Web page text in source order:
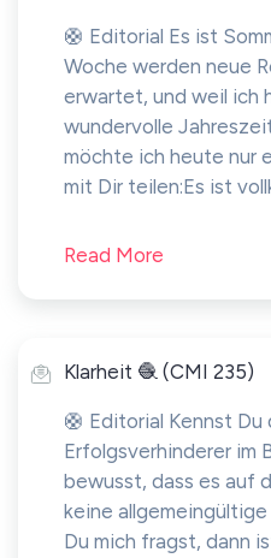
🛟 Editorial Es ist
Woche werden neue
erwartet, und weil ich
wundervolle
möchte ich heute nur
mit Dir teilen:Es ist
Read More
Klarheit 🧶 (CMI 235)
🛟 Editorial Kennst Du
Erfolgsverhinderer im
bewusst, dass es auf
keine
Du mich fragst, dann